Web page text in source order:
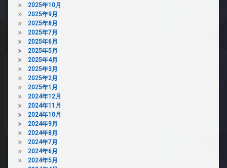
2025年10月
2025年9月
2025年8月
2025年7月
2025年6月
2025年5月
2025年4月
2025年3月
2025年2月
2025年1月
2024年12月
2024年11月
2024年10月
2024年9月
2024年8月
2024年7月
2024年6月
2024年5月